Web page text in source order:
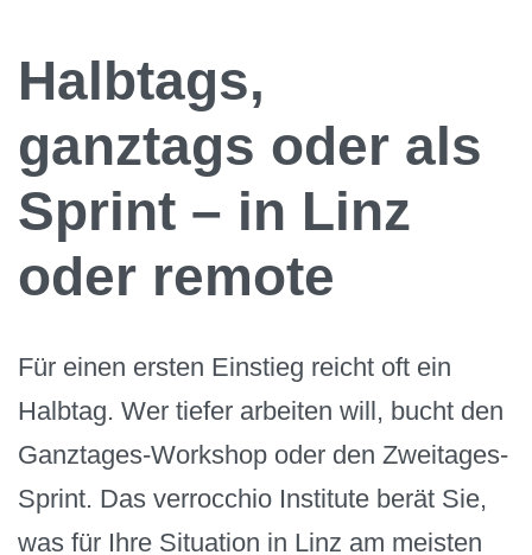
Halbtags,
ganztags oder als
Sprint – in Linz
oder remote
Für einen ersten Einstieg reicht oft ein
Halbtag. Wer tiefer arbeiten will, bucht den
Ganztages-Workshop oder den Zweitages-
Sprint. Das verrocchio Institute berät Sie,
was für Ihre Situation in Linz am meisten